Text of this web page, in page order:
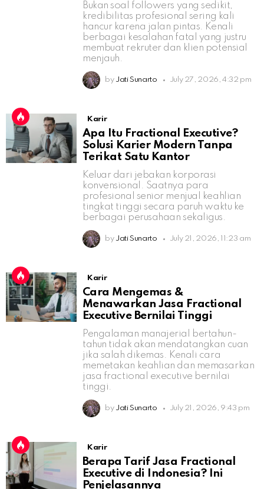
Bukan soal followers yang sedikit,
kredibilitas profesional sering kali
hancur karena jalan pintas. Kenali
berbagai kesalahan fatal yang justru
membuat rekruter dan klien potensial
menjauh.
by Jati Sunarto July 27, 2026, 4:32 pm
Karir
Apa Itu Fractional Executive?
Solusi Karier Modern Tanpa
Terikat Satu Kantor
Keluar dari jebakan korporasi
konvensional. Saatnya para
profesional senior menjual keahlian
tingkat tinggi secara paruh waktu ke
berbagai perusahaan sekaligus.
by Jati Sunarto July 21, 2026, 11:23 am
Karir
Cara Mengemas &
Menawarkan Jasa Fractional
Executive Bernilai Tinggi
Pengalaman manajerial bertahun-
tahun tidak akan mendatangkan cuan
jika salah dikemas. Kenali cara
memetakan keahlian dan memasarkan
jasa fractional executive bernilai
tinggi.
by Jati Sunarto July 21, 2026, 9:43 pm
Karir
Berapa Tarif Jasa Fractional
Executive di Indonesia? Ini
Penjelasannya